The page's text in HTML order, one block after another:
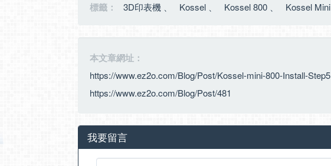
標籤： 3D印表機 Kossel Kossel 800 Kossel Mini
本文章網址：
https://www.ez2o.com/Blog/Post/Kossel-mini-800-Install-Step5
https://www.ez2o.com/Blog/Post/481
我要留言